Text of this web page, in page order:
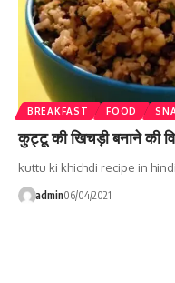
BREAKFAST FOOD
कुट्टू की खिचड़ी बनाने की
kuttu ki khichdi recipe in
admin06/04/2021